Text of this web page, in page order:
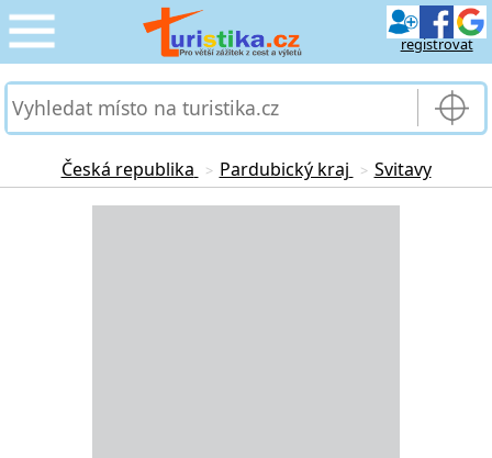
registrovat
CESTOVÁNÍ
SLUŽBY & DOPRAVA
PRO TURISTY
Česká republika > Pardubický kraj > Svitavy